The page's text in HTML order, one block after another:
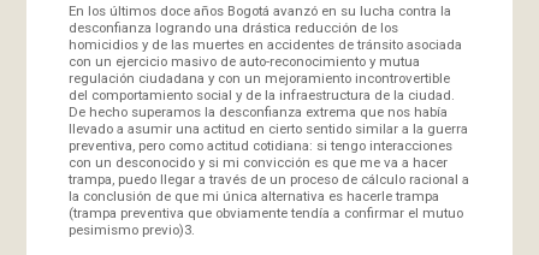
En los últimos doce años Bogotá avanzó en su lucha contra la
desconfianza logrando una drástica reducción de los
homicidios y de las muertes en accidentes de tránsito asociada
con un ejercicio masivo de auto-reconocimiento y mutua
regulación ciudadana y con un mejoramiento incontrovertible
del comportamiento social y de la infraestructura de la ciudad.
De hecho superamos la desconfianza extrema que nos había
llevado a asumir una actitud en cierto sentido similar a la guerra
preventiva, pero como actitud cotidiana: si tengo interacciones
con un desconocido y si mi convicción es que me va a hacer
trampa, puedo llegar a través de un proceso de cálculo racional a
la conclusión de que mi única alternativa es hacerle trampa
(trampa preventiva que obviamente tendía a confirmar el mutuo
pesimismo previo)3.